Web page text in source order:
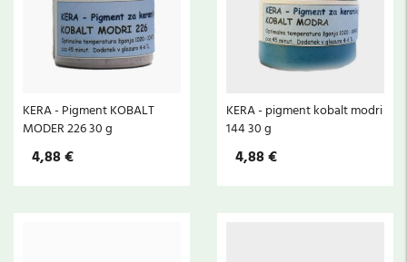
KERA - Pigment KOBALT
MODER 226 30 g
4,88 €
KERA - pigment kobalt modri
144 30 g
4,88 €